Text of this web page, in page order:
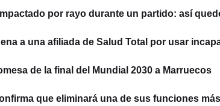
por rayo durante un partido: así
a una afiliada de Salud Total por usar
de la final del Mundial 2030 a Marruecos
que eliminará una de sus funciones